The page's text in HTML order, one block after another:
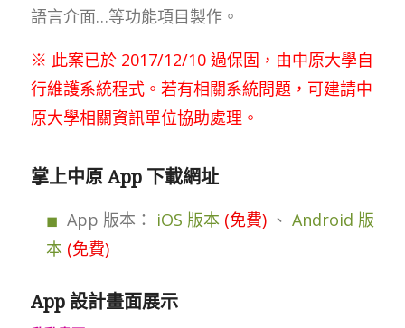
語言介面…等功能項目製作。
※ 此案已於 2017/12/10 過保固，由中原大學自
行維護系統程式。若有相關系統問題，可建請中
原大學相關資訊單位協助處理。
掌上中原 App 下載網址
App 版本： iOS 版本 (免費)、 Android 版
本 (免費)
App 設計畫面展示